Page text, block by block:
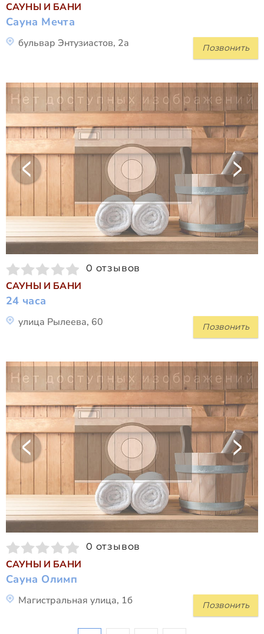
САУНЫ И БАНИ
Сауна Мечта
Позвонить
бульвар Энтузиастов, 2а
0 отзывов
САУНЫ И БАНИ
24 часа
Позвонить
улица Рылеева, 60
0 отзывов
САУНЫ И БАНИ
Сауна Олимп
Позвонить
Магистральная улица, 1б